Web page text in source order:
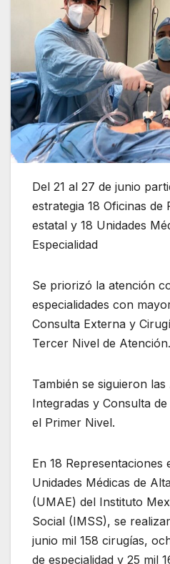
Del 21 al 27 de junio
estrategia 18 Oficinas de
estatal y 18 Unidades
Especialidad
Se priorizó la atención
especialidades con
Consulta Externa y
Tercer Nivel de Atención.
También se siguieron
Integradas y Consulta
el Primer Nivel.
En 18 Representaciones
Unidades Médicas de
(UMAE) del Instituto
Social (IMSS), se
junio mil 158 cirugías,
de especialidad y 25 mil